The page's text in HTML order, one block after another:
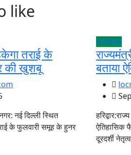
like
तराई के
की खुशबू
नई दिल्ली स्थित
के फुलवारी समूह के हुनर
उत्तराखंड
बताया
ऐतिहासिक
दूरदर्शी नेतृत्व